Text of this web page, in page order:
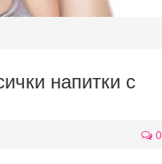
напитки с
0